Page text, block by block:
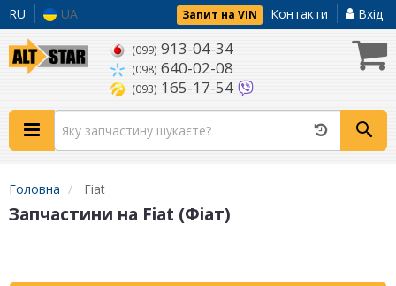
RU UA Запит на VIN Контакти Вхід
(099) 913-04-34
(098) 640-02-08
(093) 165-17-54
Головна Fiat
Запчастини на Fiat (Фіат)